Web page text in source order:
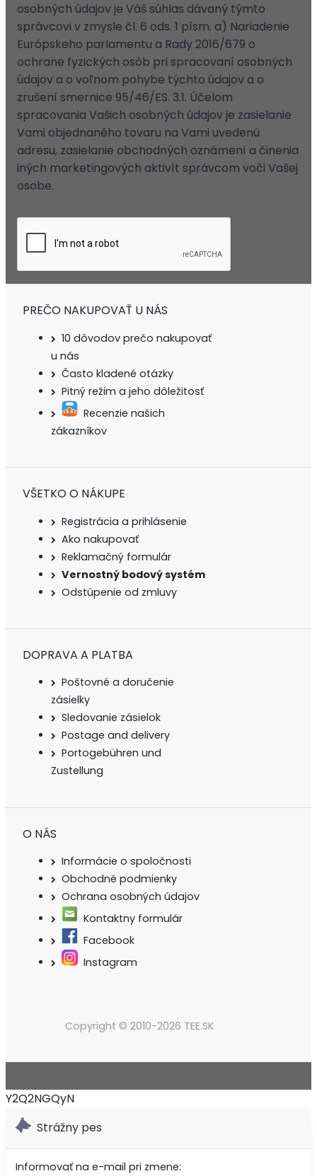
osobných údajov je Váš súhlas dávaný týmto
správcovi v zmysle čl. 6 ods. 1 písm. a) Nariadenie
Európskeho parlamentu a Rady 2016/679 o
ochrane fyzických osôb pri spracovaní osobných
údajov a o voľnom pohybe týchto údajov a o
zrušení smernice 95/46/ES. 3.1. Účelom
spracovania Vašich osobných údajov je zasielanie
Vami objednaného tovaru na Vami uvedenú
adresu, zasielanie obchodných oznámení a činenia
iných marketingových aktivít správcom voči Vašej
osobe.
PREČO NAKUPOVAŤ U NÁS
10 dôvodov prečo nakupovať
u nás
Často kladené otázky
Pitný režim a jeho dôležitosť
Recenzie našich
zákazníkov
VŠETKO O NÁKUPE
Registrácia a prihlásenie
Ako nakupovať
Reklamačný formulár
Vernostný bodový systém
Odstúpenie od zmluvy
DOPRAVA A PLATBA
Poštovné a doručenie
zásielky
Sledovanie zásielok
Postage and delivery
Portogebühren und
Zustellung
O NÁS
Informácie o spoločnosti
Obchodné podmienky
Ochrana osobných údajov
Kontaktny formulár
Facebook
Instagram
Copyright © 2010-2026 TEE.SK
Y2Q2NGQyN
Strážny pes
Informovať na e-mail pri zmene: